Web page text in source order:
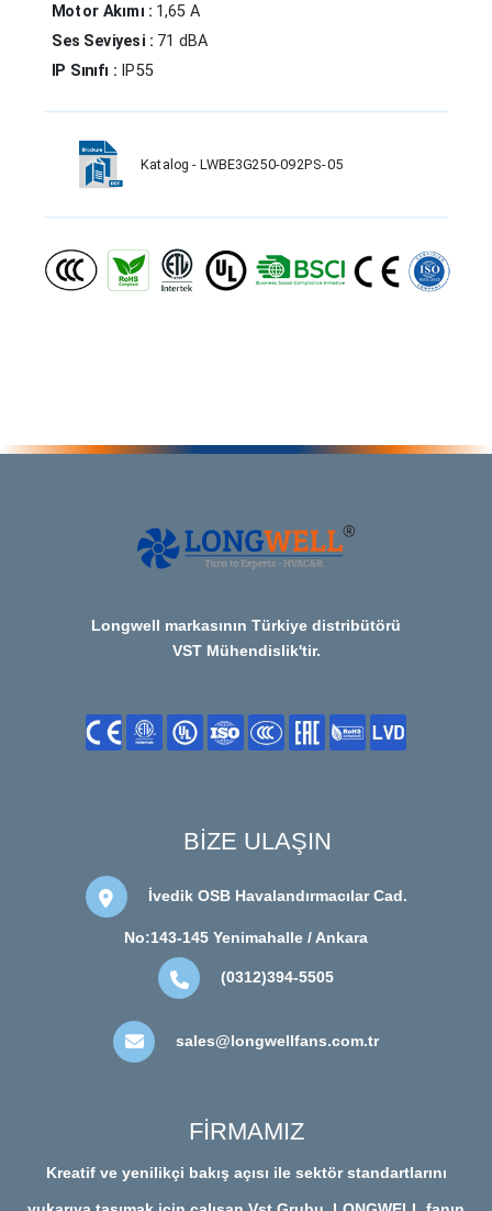
Motor Akımı : 1,65 A
Ses Seviyesi : 71 dBA
IP Sınıfı : IP55
Katalog - LWBE3G250-092PS-05
Longwell markasının Türkiye distribütörü
VST Mühendislik'tir.
BİZE ULAŞIN
İvedik OSB Havalandırmacılar Cad.
No:143-145 Yenimahalle / Ankara
(0312)394-5505
sales@longwellfans.com.tr
FİRMAMIZ
Kreatif ve yenilikçi bakış açısı ile sektör standartlarını